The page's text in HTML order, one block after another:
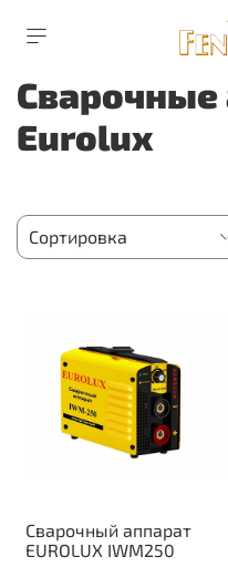
Сварочные
Eurolux
Сварочный аппарат
EUROLUX IWM250